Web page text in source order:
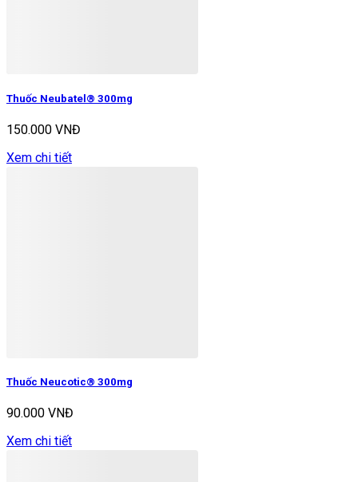
Thuốc Neubatel® 300mg
150.000 VNĐ
Xem chi tiết
Thuốc Neucotic® 300mg
90.000 VNĐ
Xem chi tiết